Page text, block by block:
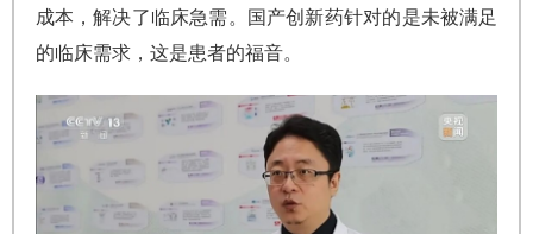
成本，解决了临床急需。国产创新药针对的是未被满足
的临床需求，这是患者的福音。